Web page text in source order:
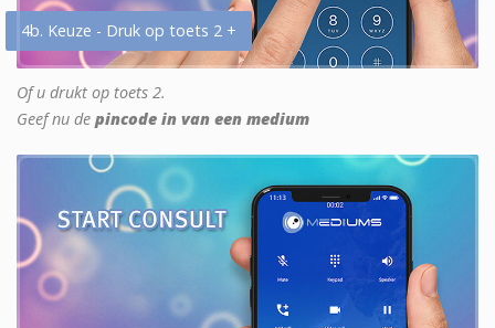
4b. Keuze - Druk op toets 2 +
Of u drukt op toets 2.
Geef nu de pincode in van een medium